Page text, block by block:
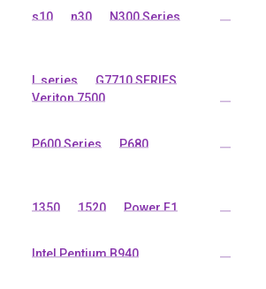
s10 n30 N300 Series ...
L series
G7710 SERIES
Veriton 7500
...
P600 Series P680 ...
1350 1520 Power F1 ...
Intel Pentium B940 ...